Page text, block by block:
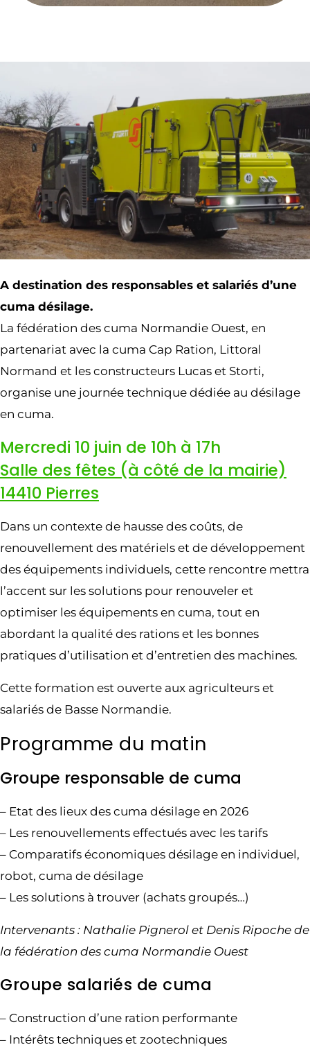
A destination des responsables et salariés d’une
cuma désilage.
La fédération des cuma Normandie Ouest, en
partenariat avec la cuma Cap Ration, Littoral
Normand et les constructeurs Lucas et Storti,
organise une journée technique dédiée au désilage
en cuma.
Mercredi 10 juin de 10h à 17h
Salle des fêtes (à côté de la mairie)
14410 Pierres
Dans un contexte de hausse des coûts, de
renouvellement des matériels et de développement
des équipements individuels, cette rencontre mettra
l’accent sur les solutions pour renouveler et
optimiser les équipements en cuma, tout en
abordant la qualité des rations et les bonnes
pratiques d’utilisation et d’entretien des machines.
Cette formation est ouverte aux agriculteurs et
salariés de Basse Normandie.
Programme du matin
Groupe responsable de cuma
– Etat des lieux des cuma désilage en 2026
– Les renouvellements effectués avec les tarifs
– Comparatifs économiques désilage en individuel,
robot, cuma de désilage
– Les solutions à trouver (achats groupés…)
Intervenants : Nathalie Pignerol et Denis Ripoche de
la fédération des cuma Normandie Ouest
Groupe salariés de cuma
– Construction d’une ration performante
– Intérêts techniques et zootechniques